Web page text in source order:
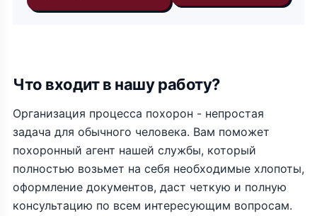
Что входит в нашу работу?
Организация процесса похорон - непростая
задача для обычного человека. Вам поможет
похоронный агент нашей службы, который
полностью возьмет на себя необходимые хлопоты,
оформление документов, даст четкую и полную
консультацию по всем интересующим вопросам.